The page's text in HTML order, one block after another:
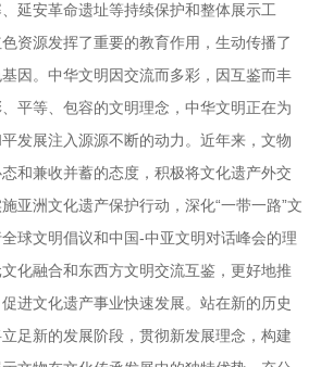
延安革命遗址等持续保护和整体展示工
资源发挥了重要的教育作用，生动传播了
因。中华文明因交流而多彩，因互鉴而丰
平等、包容的文明理念，中华文明正在为
发展注入源源不断的动力。近年来，文物
和兼收并蓄的态度，积极将文化遗产外交
亚洲文化遗产保护行动，深化“一带一路”文
球文明倡议和中国-中亚文明对话峰会的理
化融合和东西方文明交流互鉴，更好地推
进文化遗产事业快速发展。站在新的历史
足新的发展阶段，贯彻新发展理念，构建